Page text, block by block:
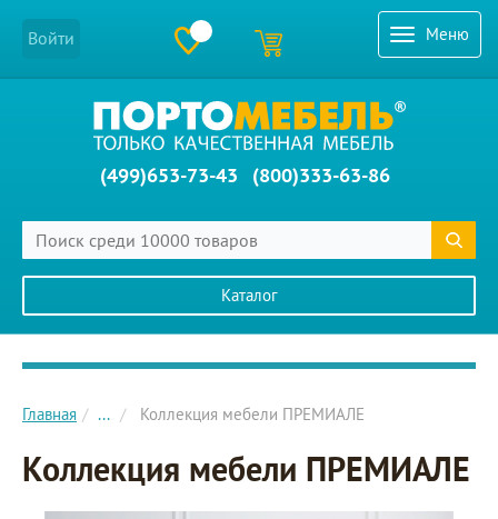
Меню
Войти
(499)653-73-43 (800)333-63-86
Каталог
Главное меню сайта
Главная ... Коллекция мебели ПРЕМИАЛЕ
Коллекция мебели ПРЕМИАЛЕ